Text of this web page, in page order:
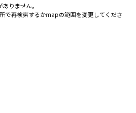
りません。
で再検索するかmapの範囲を変更してくださ